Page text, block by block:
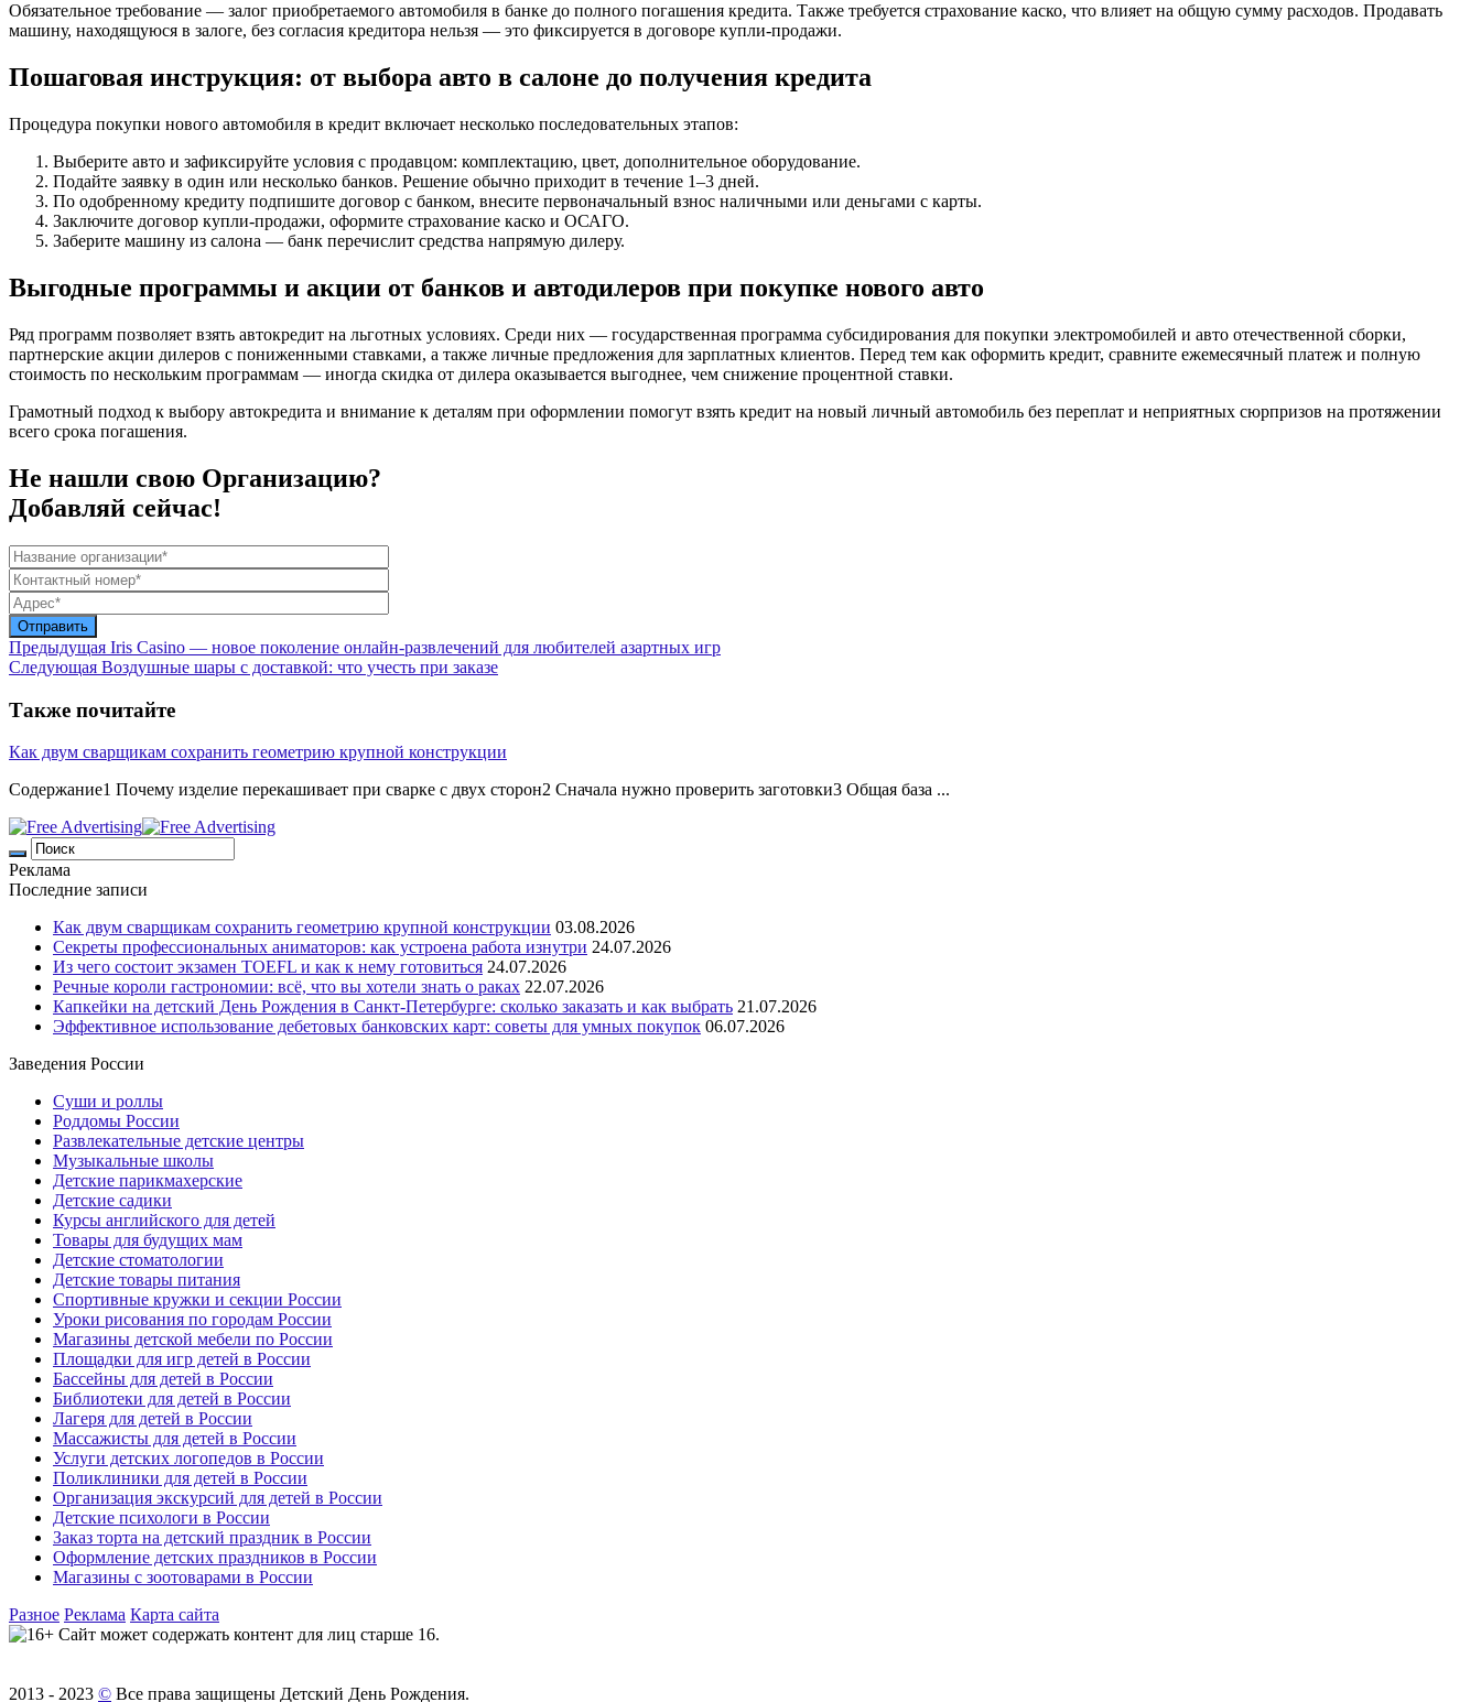
Обязательное требование — залог приобретаемого автомобиля в банке до полного погашения кредита. Также требуется страхование каско, что влияет на общую сумму расходов. Продавать
машину, находящуюся в залоге, без согласия кредитора нельзя — это фиксируется в договоре купли-продажи.
Пошаговая инструкция: от выбора авто в салоне до получения кредита
Процедура покупки нового автомобиля в кредит включает несколько последовательных этапов:
Выберите авто и зафиксируйте условия с продавцом: комплектацию, цвет, дополнительное оборудование.
Подайте заявку в один или несколько банков. Решение обычно приходит в течение 1–3 дней.
По одобренному кредиту подпишите договор с банком, внесите первоначальный взнос наличными или деньгами с карты.
Заключите договор купли-продажи, оформите страхование каско и ОСАГО.
Заберите машину из салона — банк перечислит средства напрямую дилеру.
Выгодные программы и акции от банков и автодилеров при покупке нового авто
Ряд программ позволяет взять автокредит на льготных условиях. Среди них — государственная программа субсидирования для покупки электромобилей и авто отечественной сборки,
партнерские акции дилеров с пониженными ставками, а также личные предложения для зарплатных клиентов. Перед тем как оформить кредит, сравните ежемесячный платеж и полную
стоимость по нескольким программам — иногда скидка от дилера оказывается выгоднее, чем снижение процентной ставки.
Грамотный подход к выбору автокредита и внимание к деталям при оформлении помогут взять кредит на новый личный автомобиль без переплат и неприятных сюрпризов на протяжении
всего срока погашения.
Не нашли свою Организацию?
Добавляй сейчас!
Предыдущая Iris Casino — новое поколение онлайн-развлечений для любителей азартных игр
Следующая Воздушные шары с доставкой: что учесть при заказе
Также почитайте
Как двум сварщикам сохранить геометрию крупной конструкции
Содержание1 Почему изделие перекашивает при сварке с двух сторон2 Сначала нужно проверить заготовки3 Общая база ...
Реклама
Последние записи
Как двум сварщикам сохранить геометрию крупной конструкции 03.08.2026
Секреты профессиональных аниматоров: как устроена работа изнутри 24.07.2026
Из чего состоит экзамен TOEFL и как к нему готовиться 24.07.2026
Речные короли гастрономии: всё, что вы хотели знать о раках 22.07.2026
Капкейки на детский День Рождения в Санкт-Петербурге: сколько заказать и как выбрать 21.07.2026
Эффективное использование дебетовых банковских карт: советы для умных покупок 06.07.2026
Заведения России
Суши и роллы
Роддомы России
Развлекательные детские центры
Музыкальные школы
Детские парикмахерские
Детские садики
Курсы английского для детей
Товары для будущих мам
Детские стоматологии
Детские товары питания
Спортивные кружки и секции России
Уроки рисования по городам России
Магазины детской мебели по России
Площадки для игр детей в России
Бассейны для детей в России
Библиотеки для детей в России
Лагеря для детей в России
Массажисты для детей в России
Услуги детских логопедов в России
Поликлиники для детей в России
Организация экскурсий для детей в России
Детские психологи в России
Заказ торта на детский праздник в России
Оформление детских праздников в России
Магазины с зоотоварами в России
Разное Реклама Карта сайта
Сайт может содержать контент для лиц старше 16.
2013 - 2023 © Все права защищены Детский День Рождения.